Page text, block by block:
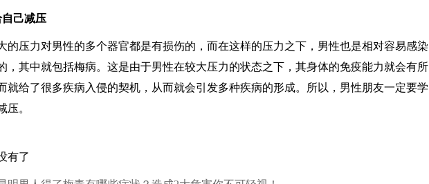
己减压
的压力对男性的多个器官都是有损伤的，而在这样的压力之下，男性也是相对容易感染
，其中就包括梅病。这是由于男性在较大压力的状态之下，其身体的免疫能力就会有所
就给了很多疾病入侵的契机，从而就会引发多种疾病的形成。所以，男性朋友一定要学
压。
有了